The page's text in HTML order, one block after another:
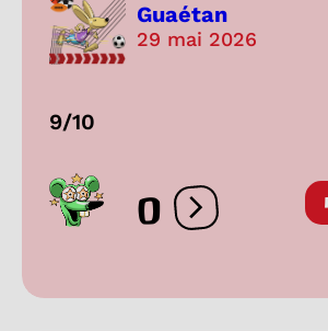
Guaétan
29 mai 2026
9/10
0 Ouvrir les